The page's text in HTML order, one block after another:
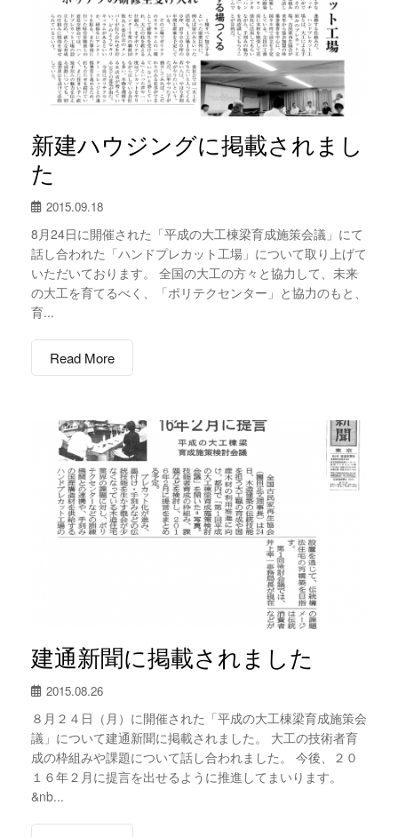
新建ハウジングに掲載されまし
た
2015.09.18
8月24日に開催された「平成の大工棟梁育成施策会議」にて
話し合われた「ハンドプレカット工場」について取り上げて
いただいております。 全国の大工の方々と協力して、未来
の大工を育てるべく、「ポリテクセンター」と協力のもと、
育...
Read More
建通新聞に掲載されました
2015.08.26
８月２４日（月）に開催された「平成の大工棟梁育成施策会
議」について建通新聞に掲載されました。 大工の技術者育
成の枠組みや課題について話し合われました。 今後、２０
１６年２月に提言を出せるように推進してまいります。
&nb...